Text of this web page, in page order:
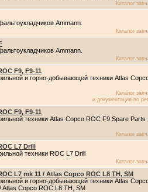
Каталог
Ammann.
Каталог
Ammann.
Каталог
F9, F9-11
и горно-добывающей техники Atlas
Каталог
и документация по
F9, F9-11
техники Atlas Copco ROC F9 Spare Parts
Каталог
L7 Drill
техники ROC L7 Drill
Каталог
L7 mk 11 / Atlas Copco ROC L8 TH, SM
и горно-добывающей техники Atlas
Atlas Copco ROC L8 TH, SM